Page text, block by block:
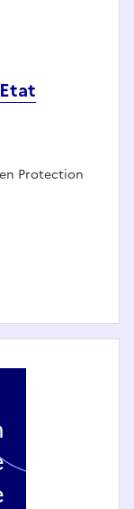
Protection
d'Etat